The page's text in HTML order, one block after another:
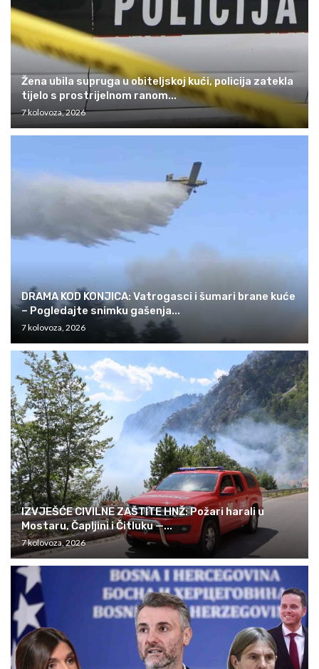
Žena ubila supruga u obiteljskoj kući, policija zatekla
tijelo s prostrijelnom ranom...
7 kolovoza, 2026
DRAMA KOD KONJICA: Vatrogasci i šumari brane kuće
– Pogledajte snimku gašenja...
7 kolovoza, 2026
IZVJEŠĆE CIVILNE ZAŠTITE HNŽ: Požari harali u
Mostaru, Čapljini i Čitluku —...
7 kolovoza, 2026